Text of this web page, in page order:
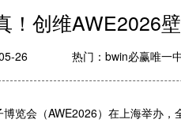
创维AWE2026
26 热门： bwin必赢唯一
会（AWE2026）在上海举办